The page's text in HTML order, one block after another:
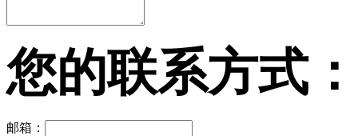
您的联系方式：
邮箱：